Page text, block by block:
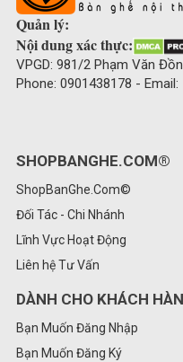
Quản lý:
Nội dung xác thực:
VPGD: 981/2 Phạm Văn
Phone: 0901438178 -
SHOPBANGHE.COM®
ShopBanGhe.Com©
Đối Tác - Chi Nhánh
Lĩnh Vực Hoạt Động
Liên hệ Tư Vấn
DÀNH CHO KHÁCH
Bạn Muốn Đăng Nhập
Bạn Muốn Đăng Ký